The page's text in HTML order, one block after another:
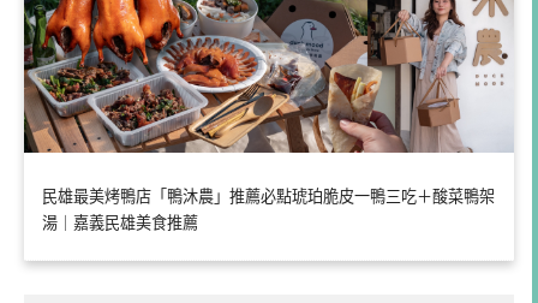
民雄最美烤鴨店「鴨沐農」推薦必點琥珀脆皮一鴨三吃＋酸菜鴨架
湯｜嘉義民雄美食推薦